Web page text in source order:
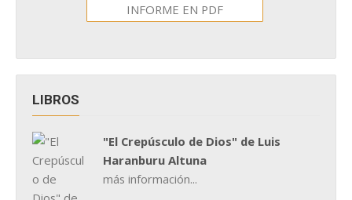
INFORME EN PDF
LIBROS
"El Crepúsculo de Dios" de Luis
Haranburu Altuna
más información...